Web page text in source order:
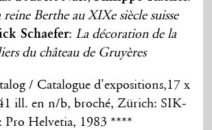
Berthe au XIXe siècle suisse
Schaefer:La décoration de la
du château de Gruyères
/ Catalogue d'expositions,17 x
ill. en n/b, broché, Zürich: SIK-
Pro Helvetia, 1983 ****